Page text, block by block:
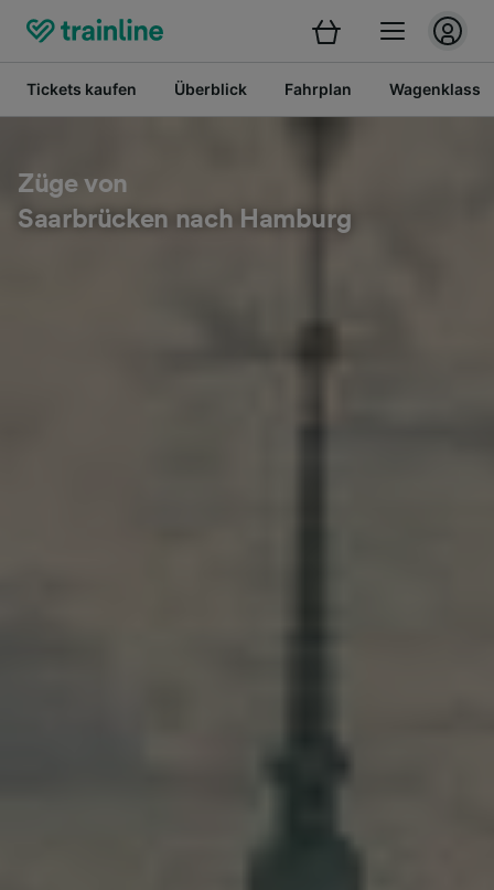
Tickets kaufen Überblick Fahrplan
Züge von
Saarbrücken nach Hamburg